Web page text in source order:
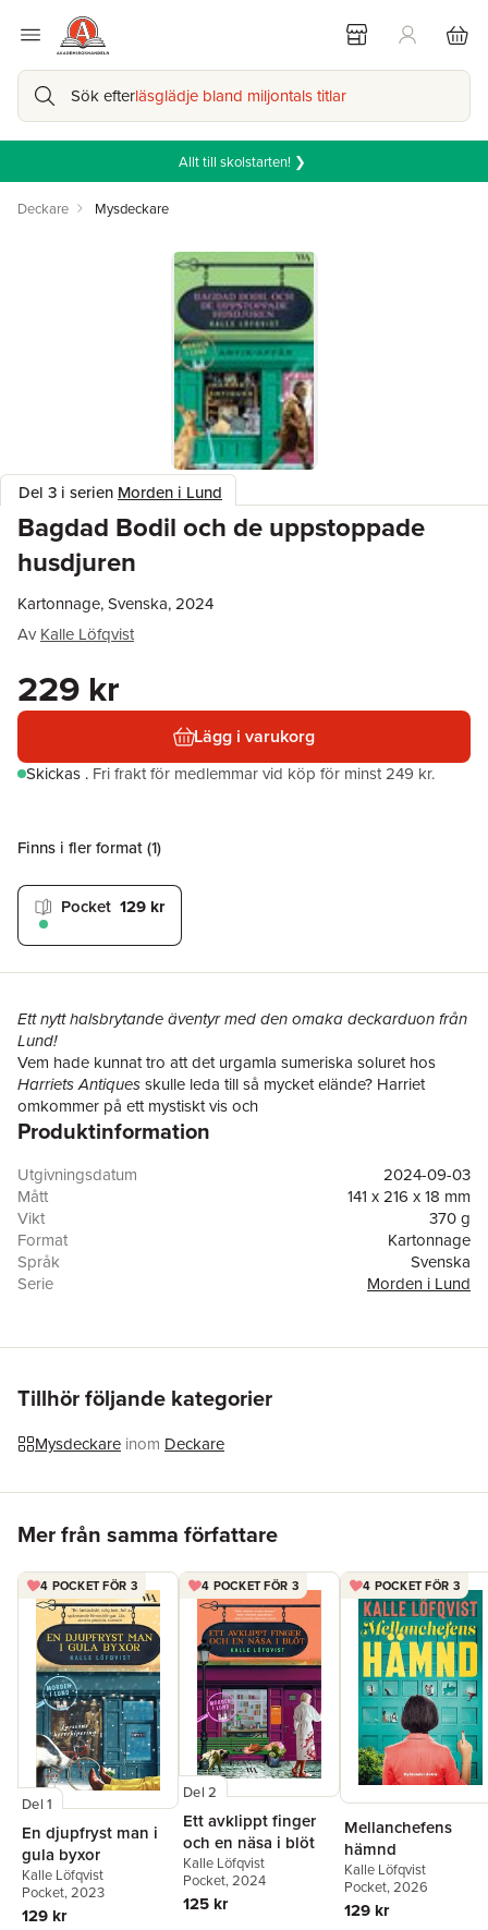
Sök efterläsglädje bland miljontals titlar
Allt till skolstarten! ❯
Deckare Mysdeckare
Del 3 i serien Morden i Lund
Bagdad Bodil och de uppstoppade
husdjuren
Kartonnage, Svenska, 2024
Av Kalle Löfqvist
229 kr
Lägg i varukorg
Skickas . Fri frakt för medlemmar vid köp för minst 249 kr.
Finns i fler format (1)
Pocket 129 kr
Ett nytt halsbrytande äventyr med den omaka deckarduon från
Lund!
Vem hade kunnat tro att det urgamla sumeriska soluret hos
Harriets Antiquesskulle leda till så mycket elände? Harriet
omkommer på ett mystiskt vis och
herrekiperingsföreståndarens assistent Kjell försvinner spårlöst.
tjänstefolk är besvärligt, så han tar in Bodil som vikarie.
Men tomrummet efter Kjell är svårt att fylla. Herr Larsson och
hans vapendragare Oskar som kämpar med både sitt
förhållande och resebyrån som tiden verkar ha sprungit ifrån
häller i sig en slänggrogg och tar upp sökandet efter den
försvunna Kjell. På vägen möter de skumma agenter, avfyrade
bit från Lund, ända till Flädie.
Produktinformation
Utgivningsdatum
2024-09-03
Mått
141 x 216 x 18 mm
Vikt
370 g
Format
Kartonnage
Språk
Svenska
Serie
Morden i Lund
ISBN
9789180009119
Tillhör följande kategorier
Mysdeckare inom Deckare
Mer från samma författare
4 POCKET FÖR 3
Del 1
En djupfryst man i
gula byxor
Kalle Löfqvist
Pocket, 2023
129 kr
4 POCKET FÖR 3
Del 2
Ett avklippt finger
och en näsa i blöt
Kalle Löfqvist
Pocket, 2024
125 kr
4 POCKET FÖR 3
Mellanchefens
hämnd
Kalle Löfqvist
Pocket, 2026
129 kr